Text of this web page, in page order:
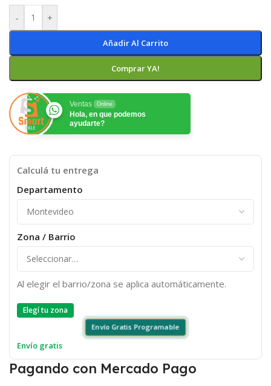
- +
Añadir Al Carrito
Comprar YA!
Ventas Online
Hola, en que podemos
ayudarte?
Calculá tu entrega
Departamento
Zona / Barrio
Al elegir el barrio/zona se aplica automáticamente.
Elegí tu zona
Envío Gratis Programable
Envío gratis
Pagando con Mercado Pago